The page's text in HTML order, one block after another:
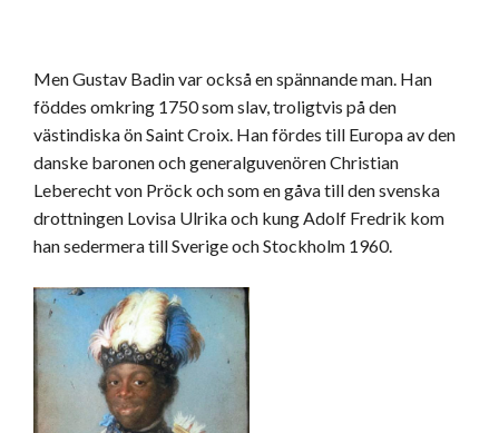
Men Gustav Badin var också en spännande man. Han
föddes omkring 1750 som slav, troligtvis på den
västindiska ön Saint Croix. Han fördes till Europa av den
danske baronen och generalguvenören Christian
Leberecht von Pröck och som en gåva till den svenska
drottningen Lovisa Ulrika och kung Adolf Fredrik kom
han sedermera till Sverige och Stockholm 1960.